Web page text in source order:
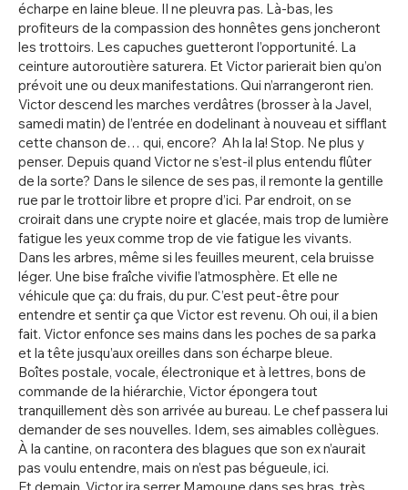
écharpe en laine bleue. Il ne pleuvra pas. Là-bas, les
profiteurs de la compassion des honnêtes gens joncheront
les trottoirs. Les capuches guetteront l’opportunité. La
ceinture autoroutière saturera. Et Victor parierait bien qu’on
prévoit une ou deux manifestations. Qui n’arrangeront rien.
Victor descend les marches verdâtres (brosser à la Javel,
samedi matin) de l’entrée en dodelinant à nouveau et sifflant
cette chanson de… qui, encore? Ah la la! Stop. Ne plus y
penser. Depuis quand Victor ne s’est-il plus entendu flûter
de la sorte? Dans le silence de ses pas, il remonte la gentille
rue par le trottoir libre et propre d’ici. Par endroit, on se
croirait dans une crypte noire et glacée, mais trop de lumière
fatigue les yeux comme trop de vie fatigue les vivants.
Dans les arbres, même si les feuilles meurent, cela bruisse
léger. Une bise fraîche vivifie l’atmosphère. Et elle ne
véhicule que ça: du frais, du pur. C’est peut-être pour
entendre et sentir ça que Victor est revenu. Oh oui, il a bien
fait. Victor enfonce ses mains dans les poches de sa parka
et la tête jusqu’aux oreilles dans son écharpe bleue.
Boîtes postale, vocale, électronique et à lettres, bons de
commande de la hiérarchie, Victor épongera tout
tranquillement dès son arrivée au bureau. Le chef passera lui
demander de ses nouvelles. Idem, ses aimables collègues.
À la cantine, on racontera des blagues que son ex n’aurait
pas voulu entendre, mais on n’est pas bégueule, ici.